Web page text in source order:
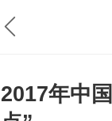
2017年中